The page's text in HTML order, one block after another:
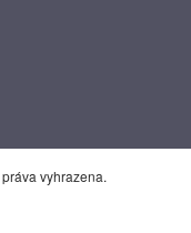
vyhrazena.